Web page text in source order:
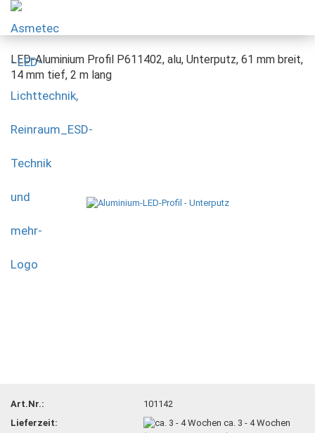
LED-Aluminium Profil P611402, alu, Unterputz, 61 mm breit,
14 mm tief, 2 m lang
Art.Nr.:
101142
Lieferzeit:
ca. 3 - 4 Wochen